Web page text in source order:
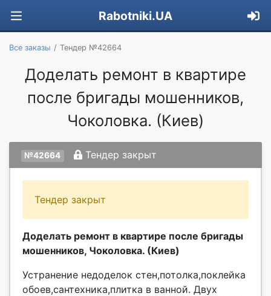
Rabotniki.UA
Все заказы Тендер №42664
Доделать ремонт в квартире
после бригады мошенников,
Чоколовка. (Киев)
№42664 Тендер закрыт
Тендер закрыт
Доделать ремонт в квартире после бригады
мошенников, Чоколовка. (Киев)
Устранение недоделок стен,потолка,поклейка
обоев,сантехника,плитка в ванной. Двух